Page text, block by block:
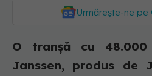
Urmărește-ne
O tranșă cu
Janssen, produs de